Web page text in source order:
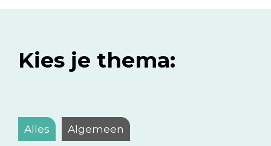
Kies je thema:
Alles Algemeen